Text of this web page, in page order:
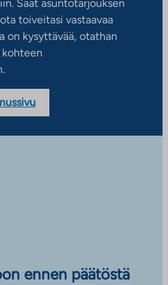
Saat asuntotarjouksen
toiveitasi vastaavaa
on kysyttävää, otathan
ennen päätöstä